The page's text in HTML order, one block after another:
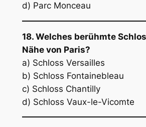
d) Parc Monceau
18. Welches berühmte
Nähe von Paris?
a) Schloss Versailles
b) Schloss Fontainebleau
c) Schloss Chantilly
d) Schloss Vaux-le-Vicomte